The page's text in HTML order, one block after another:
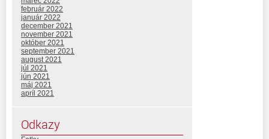
február 2022
január 2022
december 2021
november 2021
október 2021
september 2021
august 2021
júl 2021
jún 2021
máj 2021
apríl 2021
Odkazy